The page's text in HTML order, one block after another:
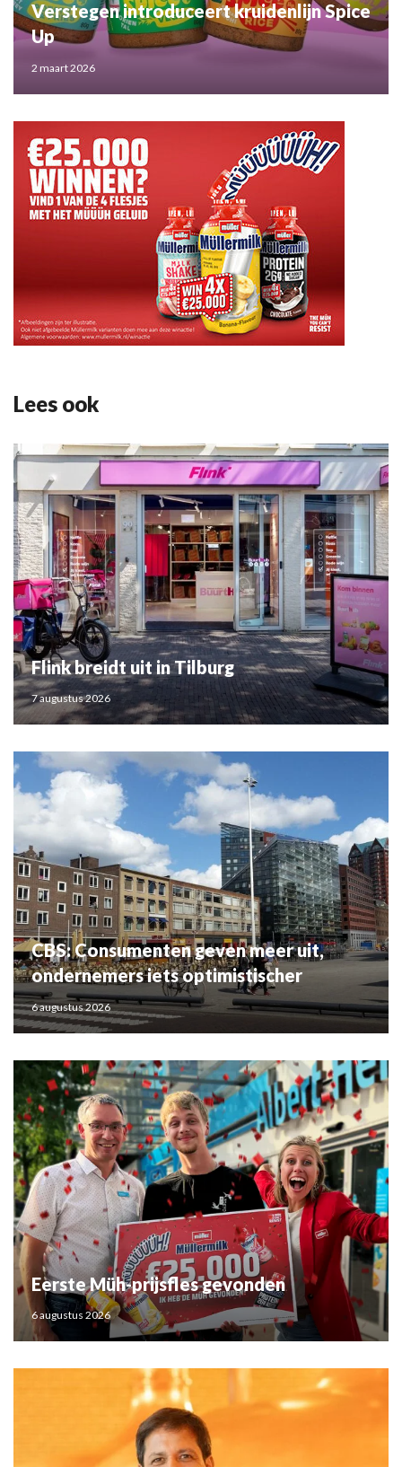
Verstegen introduceert kruidenlijn Spice
Up
2 maart 2026
Lees ook
Flink breidt uit in Tilburg
7 augustus 2026
CBS: Consumenten geven meer uit,
ondernemers iets optimistischer
6 augustus 2026
Eerste Müh-prijsfles gevonden
6 augustus 2026